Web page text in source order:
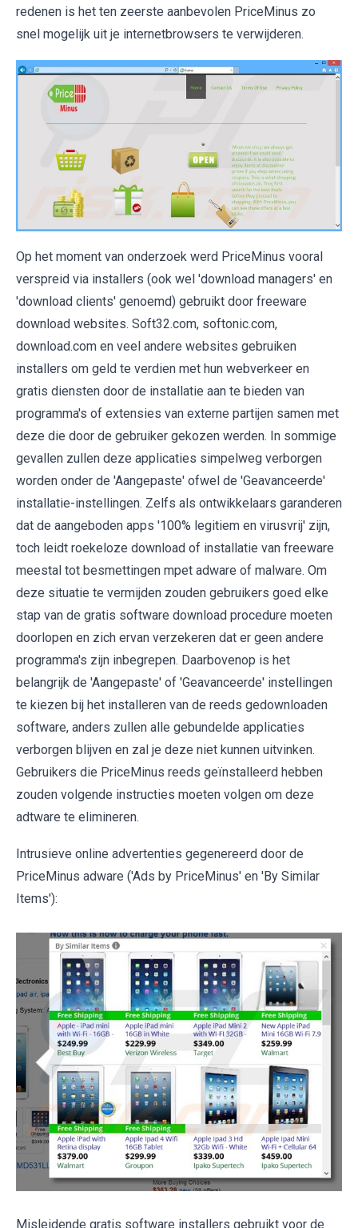
redenen is het ten zeerste aanbevolen PriceMinus zo
snel mogelijk uit je internetbrowsers te verwijderen.
Op het moment van onderzoek werd PriceMinus vooral
verspreid via installers (ook wel 'download managers' en
'download clients' genoemd) gebruikt door freeware
download websites. Soft32.com, softonic.com,
download.com en veel andere websites gebruiken
installers om geld te verdien met hun webverkeer en
gratis diensten door de installatie aan te bieden van
programma's of extensies van externe partijen samen met
deze die door de gebruiker gekozen werden. In sommige
gevallen zullen deze applicaties simpelweg verborgen
worden onder de 'Aangepaste' ofwel de 'Geavanceerde'
installatie-instellingen. Zelfs als ontwikkelaars garanderen
dat de aangeboden apps '100% legitiem en virusvrij' zijn,
toch leidt roekeloze download of installatie van freeware
meestal tot besmettingen mpet adware of malware. Om
deze situatie te vermijden zouden gebruikers goed elke
stap van de gratis software download procedure moeten
doorlopen en zich ervan verzekeren dat er geen andere
programma's zijn inbegrepen. Daarbovenop is het
belangrijk de 'Aangepaste' of 'Geavanceerde' instellingen
te kiezen bij het installeren van de reeds gedownloaden
software, anders zullen alle gebundelde applicaties
verborgen blijven en zal je deze niet kunnen uitvinken.
Gebruikers die PriceMinus reeds geïnstalleerd hebben
zouden volgende instructies moeten volgen om deze
adtware te elimineren.
Intrusieve online advertenties gegenereerd door de
PriceMinus adware ('Ads by PriceMinus' en 'By Similar
Items'):
Misleidende gratis software installers gebruikt voor de